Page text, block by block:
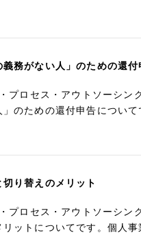
務がない人」のための還付
プロセス・アウトソーシン
のための還付申告につい
り替えのメリット
プロセス・アウトソーシン
ットについてです。個人